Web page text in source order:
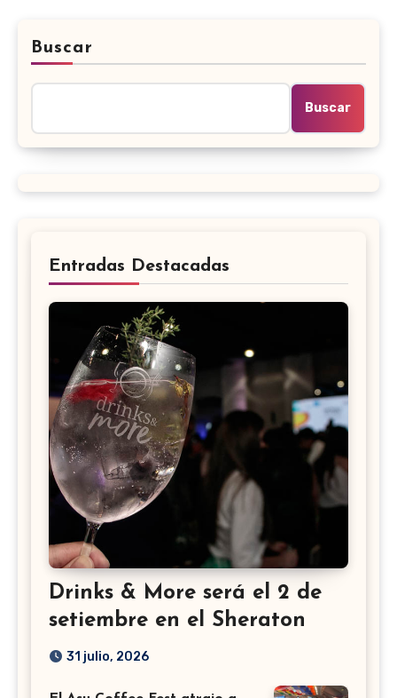
Buscar
Buscar
Entradas Destacadas
Drinks & More será el 2 de
setiembre en el Sheraton
31 julio, 2026